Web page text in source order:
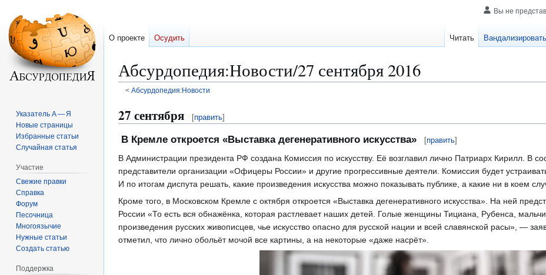
Абсурдопедия:Новости/27 сентября 2016
< Абсурдопедия:Новости
Перейти
к
навигации
Перейти
к
поиску
27 сентября [править]
В Кремле откроется «Выставка дегенеративного искусства» [править]
В Администрации президента РФ создана Комиссия по искусству. Еë возглавил лично Патриарх Кирилл. В
представители организации «Офицеры России» и другие прогрессивные деятели. Комиссия будет
И по итогам диспута решать, какие произведения искусства можно показывать публике, а какие ни в коем
Кроме того, в Московском Кремле с октября откроется «Выставка дегенеративного искусства». На ней
России «То есть вся обнажëнка, которая растлевает наших детей. Голые женщины Тициана, Рубенса,
произведения русских живописцев, чье искусство опасно для русской нации и всей славянской расы», —
отметил, что лично обольëт мочой все картины, а на некоторые «даже насрёт».
Вы не
О проекте Осудить Читать Вандализировать
Указатель А — Я
Новые страницы
Избранные статьи
Случайная статья
Участие
Свежие правки
Справка
Форум
Песочница
Многоязычие
Нужные статьи
Создать статью
Поддержка